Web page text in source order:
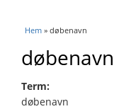
Du är här
Hem » døbenavn
døbenavn
Term:
døbenavn